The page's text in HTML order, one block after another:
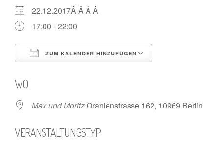
22.12.2017Â Â Â Â
17:00 - 22:00
ZUM KALENDER HINZUFÜGEN
WO
Max und MoritzOranienstrasse 162, 10969 Berlin
VERANSTALTUNGSTYP